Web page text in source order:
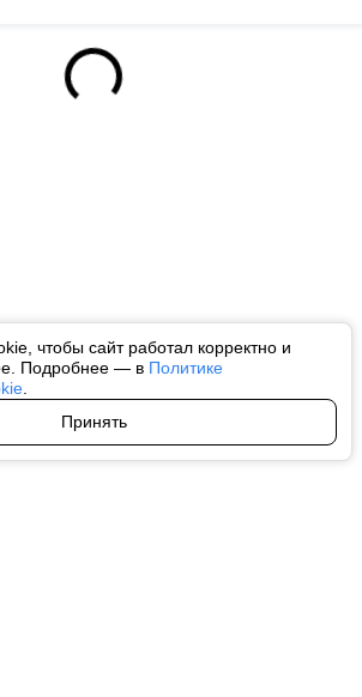
чтобы сайт работал корректно и
Подробнее — в Политике
Принять